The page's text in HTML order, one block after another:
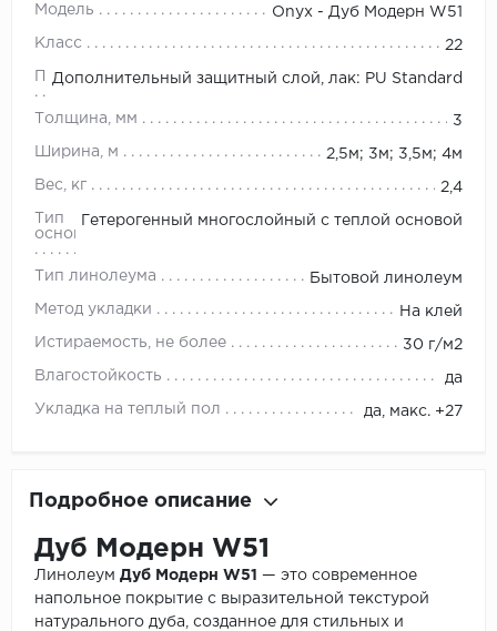
Модель Onyx - Дуб Модерн W51
Класс 22
Покрытие
Дополнительный защитный слой, лак: PU Standard
Толщина, мм 3
Ширина, м 2,5м; 3м; 3,5м; 4м
Вес, кг 2,4
Тип
основы
Гетерогенный многослойный с теплой основой
Тип линолеума Бытовой линолеум
Метод укладки На клей
Истираемость, не более 30 г/м2
Влагостойкость да
Укладка на теплый пол да, макс. +27
Подробное описание
Дуб Модерн W51
Линолеум Дуб Модерн W51
— это современное
напольное покрытие с выразительной текстурой
натурального дуба, созданное для стильных и